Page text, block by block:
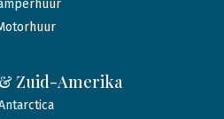
Zuid-Amerika